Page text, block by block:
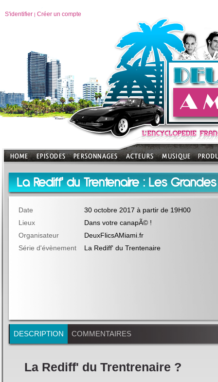
S'identifier | Créer un compte
La Rediff' du Trentenaire : Les
Date
30 octobre 2017 à partir de 19H00
Lieux
Dans votre canapÃ© !
Organisateur
DeuxFlicsAMiami.fr
Série d'évènement
La Rediff' du Trentenaire
DESCRIPTION COMMENTAIRES
La Rediff' du Trentrenaire ?